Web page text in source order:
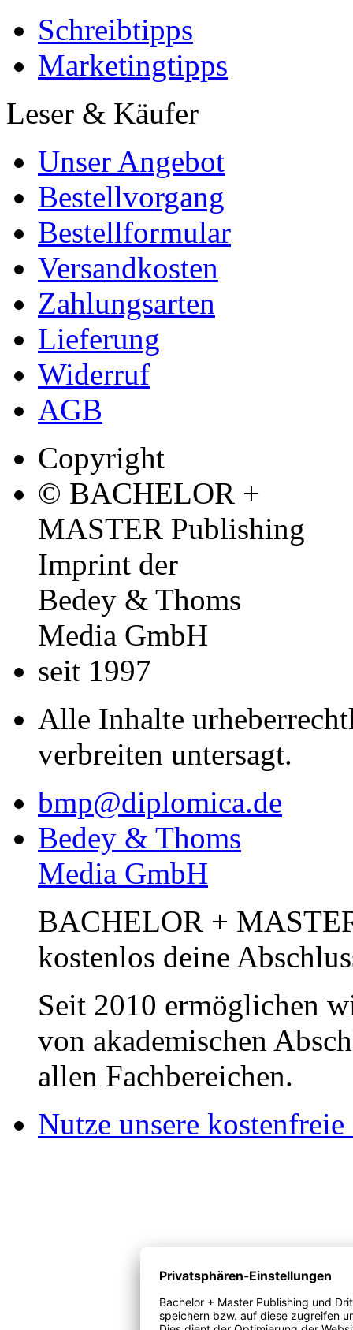
Schreibtipps
Marketingtipps
Leser & Käufer
Unser Angebot
Bestellvorgang
Bestellformular
Versandkosten
Zahlungsarten
Lieferung
Widerruf
AGB
Copyright
© BACHELOR +
MASTER Publishing
Imprint der
Bedey & Thoms
Media GmbH
seit 1997
Alle Inhalte
verbreiten untersagt.
bmp@diplomica.de
Bedey & Thoms
Media GmbH
BACHELOR +
kostenlos deine
Seit 2010 ermöglichen
von akademischen
allen Fachbereichen.
Nutze unsere